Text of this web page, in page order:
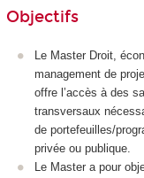
Objectifs
Le Master Droit,
management de
offre l’accès à des
transversaux
de portefeuilles/
privée ou publique.
Le Master a pour